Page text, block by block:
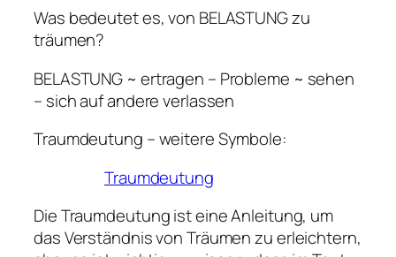
Was bedeutet es, von BELASTUNG zu
träumen?
BELASTUNG ~ ertragen – Probleme ~ sehen
– sich auf andere verlassen
Traumdeutung – weitere Symbole:
Traumdeutung
Die Traumdeutung ist eine Anleitung, um
das Verständnis von Träumen zu erleichtern,